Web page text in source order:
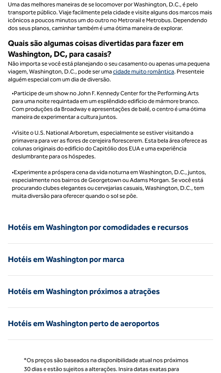
Uma das melhores maneiras de se locomover por Washington, D.C., é pelo
transporte público. Viaje facilmente pela cidade e visite alguns dos marcos mais
icônicos a poucos minutos um do outro no Metrorail e Metrobus. Dependendo
dos seus planos, caminhar também é uma ótima maneira de explorar.
Quais são algumas coisas divertidas para fazer em
Washington, DC, para casais?
Não importa se você está planejando o seu casamento ou apenas uma pequena
viagem, Washington, D.C., pode ser umacidade muito romântica. Presenteie
alguém especial com um dia de diversão.
•Participe de um show no John F. Kennedy Center for the Performing Arts
para uma noite requintada em um esplêndido edifício de mármore branco.
Com produções da Broadway e apresentações de balé, o centro é uma ótima
maneira de experimentar a cultura juntos.
•Visite o U.S. National Arboretum, especialmente se estiver visitando a
primavera para ver as flores de cerejeira florescerem. Esta bela área oferece as
colunas originais do edifício do Capitólio dos EUA e uma experiência
deslumbrante para os hóspedes.
•Experimente a próspera cena da vida noturna em Washington, D.C., juntos,
especialmente nos bairros de Georgetown ou Adams Morgan. Se você está
procurando clubes elegantes ou cervejarias casuais, Washington, D.C., tem
muita diversão para oferecer quando o sol se põe.
Hotéis em Washington por comodidades e recursos
Hotéis em Washington por marca
Hotéis em Washington próximos a atrações
Hotéis em Washington perto de aeroportos
*Os preços são baseados na disponibilidade atual nos próximos
30 dias e estão sujeitos a alterações. Insira datas exatas para